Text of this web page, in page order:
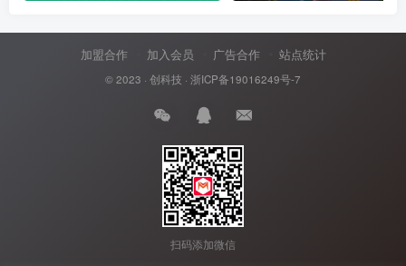
加盟合作 加入会员 广告合作 站点统计
© 2023 · 创科技 · 浙ICP备19016249号-7
扫码添加微信